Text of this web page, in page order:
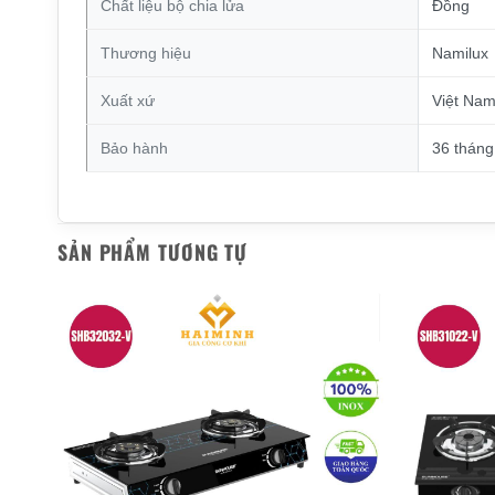
Chất liệu bộ chia lửa Đồng
Thương hiệu Namilux
Xuất xứ Việt Nam
Bảo hành 36 tháng
SẢN PHẨM TƯƠNG TỰ